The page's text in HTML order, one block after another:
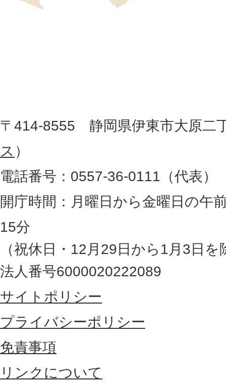
地
図
。
静
岡
県
の
最
東
部
に
位
置
す
所
〒414-8555 静岡県伊東市大原二
ス ）
電話番号：0557-36-0111（代表）
開庁時間：月曜日から金曜日の午
15分
（祝休日・12月29日から1月3日を
法人番号6000020222089
サイトポリシー
プライバシーポリシー
免責事項
リンクについて